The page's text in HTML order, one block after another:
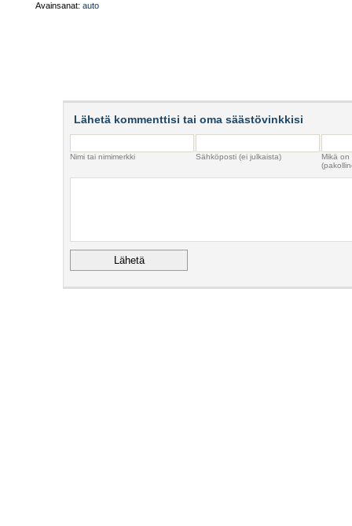
Avainsanat: auto
Lähetä kommenttisi tai oma säästövinkkisi
Nimi tai nimimerkki Sähköposti (ei julkaista)
Mikä